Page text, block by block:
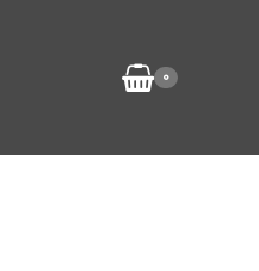
0